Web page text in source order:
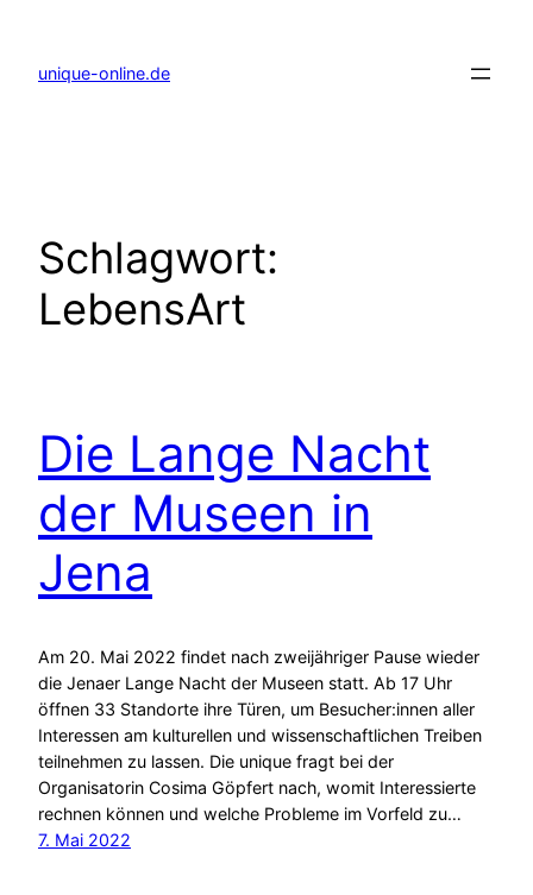
springen
unique-online.de
Schlagwort:
LebensArt
Die Lange Nacht
der Museen in
Jena
Am 20. Mai 2022 findet nach zweijähriger Pause wieder
die Jenaer Lange Nacht der Museen statt. Ab 17 Uhr
öffnen 33 Standorte ihre Türen, um Besucher:innen aller
Interessen am kulturellen und wissenschaftlichen Treiben
teilnehmen zu lassen. Die unique fragt bei der
Organisatorin Cosima Göpfert nach, womit Interessierte
rechnen können und welche Probleme im Vorfeld zu…
7. Mai 2022